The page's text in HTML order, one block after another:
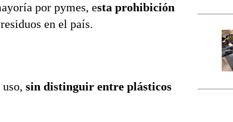
por pymes, esta prohibición
en el país.
sin distinguir entre plásticos